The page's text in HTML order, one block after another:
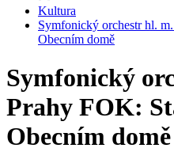
Kultura
Symfonický orchestr hl.
Obecním domě
Symfonický
Prahy FOK:
Obecním domě